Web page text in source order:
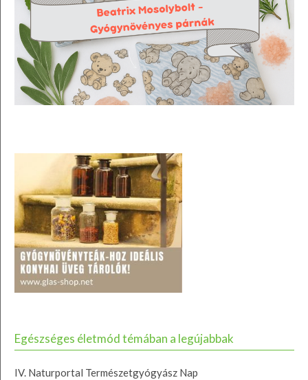
Egészséges életmód témában a legújabbak
IV. Naturportal Természetgyógyász Nap